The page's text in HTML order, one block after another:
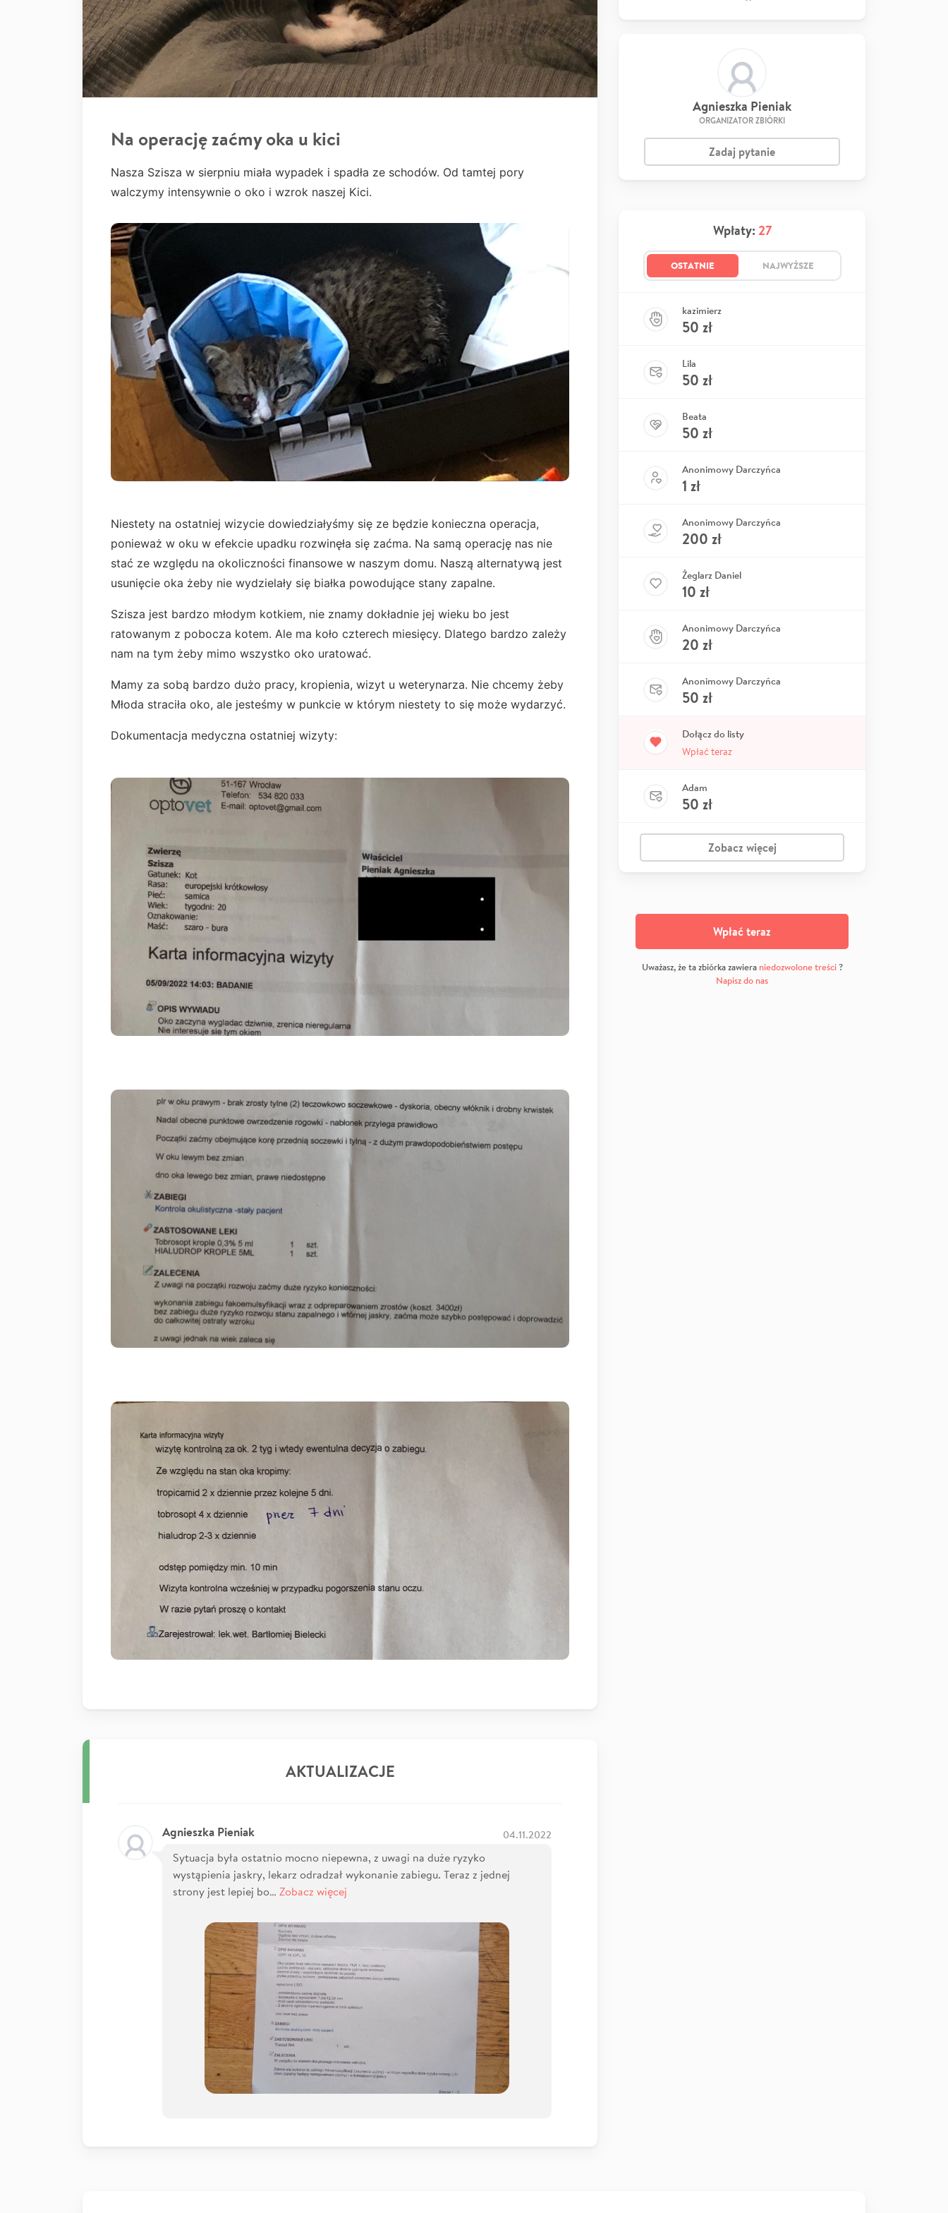
Na operację zaćmy oka u kici
Nasza Szisza w sierpniu miała wypadek i spadła ze schodów. Od tamtej pory
walczymy intensywnie o oko i wzrok naszej Kici.
Niestety na ostatniej wizycie dowiedziałyśmy się ze będzie konieczna operacja,
ponieważ w oku w efekcie upadku rozwinęła się zaćma. Na samą operację nas nie
stać ze względu na okoliczności finansowe w naszym domu. Naszą alternatywą jest
usunięcie oka żeby nie wydzielały się białka powodujące stany zapalne.
Szisza jest bardzo młodym kotkiem, nie znamy dokładnie jej wieku bo jest
ratowanym z pobocza kotem. Ale ma koło czterech miesięcy. Dlatego bardzo zależy
nam na tym żeby mimo wszystko oko uratować.
Mamy za sobą bardzo dużo pracy, kropienia, wizyt u weterynarza. Nie chcemy żeby
Młoda straciła oko, ale jesteśmy w punkcie w którym niestety to się może wydarzyć.
Dokumentacja medyczna ostatniej wizyty:
AKTUALIZACJE
Agnieszka Pieniak 04.11.2022
Sytuacja była ostatnio mocno niepewna, z uwagi na duże ryzyko
wystąpienia jaskry, lekarz odradzał wykonanie zabiegu. Teraz z jednej
strony jest lepiej bo… Zobacz więcej
Agnieszka Pieniak
ORGANIZATOR ZBIÓRKI
Zadaj pytanie
Wpłaty: 27
OSTATNIE NAJWYŻSZE
kazimierz
50 zł
Lila
50 zł
Beata
50 zł
Anonimowy Darczyńca
1 zł
Anonimowy Darczyńca
200 zł
Żeglarz Daniel
10 zł
Anonimowy Darczyńca
20 zł
Anonimowy Darczyńca
50 zł
Dołącz do listy
Wpłać teraz
Adam
50 zł
Zobacz więcej
Wpłać teraz
Uważasz, że ta zbiórka zawiera niedozwolone treści?
Napisz do nas